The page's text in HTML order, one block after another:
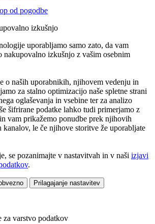
od pogodbe
izkušnjo
uporabljamo samo zato, da vam
nakupovalno izkušnjo z vašim osebnim
o naših uporabnikih, njihovem vedenju in
za stalno optimizacijo naše spletne strani
oglaševanja in vsebine ter za analizo
šifrirane podatke lahko tudi primerjamo z
vam prikažemo ponudbe prek njihovih
kanalov, le če njihove storitve že uporabljate
se pozanimajte v nastavitvah in v naši izjavi
.
Prilagajanje nastavitev
za varstvo podatkov